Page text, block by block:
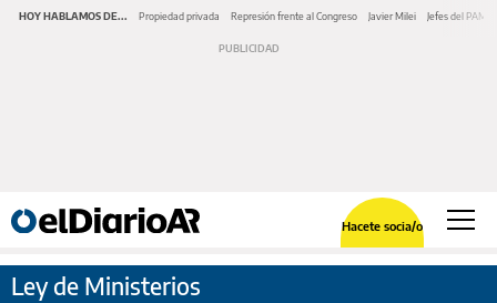
HOY HABLAMOS DE... Propiedad privada Represión frente al Congreso Javier Milei Jefes del PAMI
Hacete socia/o
Ley de Ministerios